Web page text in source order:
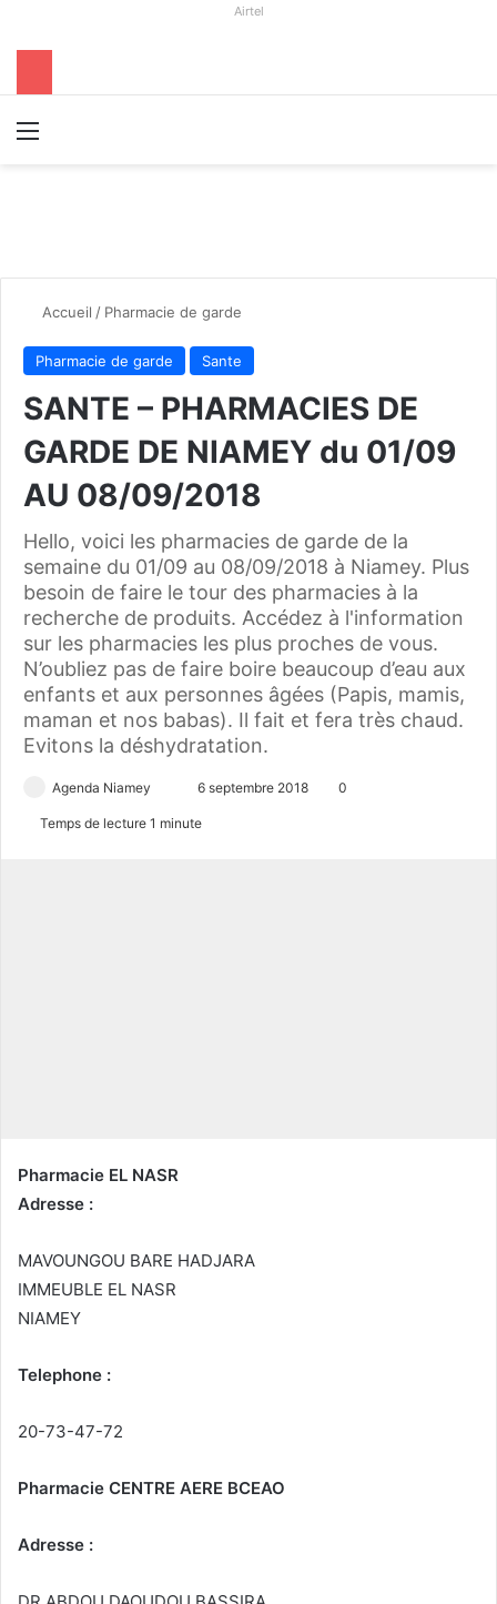
Airtel
Accueil / Pharmacie de garde
Pharmacie de garde Sante
SANTE – PHARMACIES DE
GARDE DE NIAMEY du 01/09
AU 08/09/2018
Hello, voici les pharmacies de garde de la
semaine du 01/09 au 08/09/2018 à Niamey. Plus
besoin de faire le tour des pharmacies à la
recherche de produits. Accédez à l'information
sur les pharmacies les plus proches de vous.
N’oubliez pas de faire boire beaucoup d’eau aux
enfants et aux personnes âgées (Papis, mamis,
maman et nos babas). Il fait et fera très chaud.
Evitons la déshydratation.
Agenda Niamey
n
6 septembre 2018 0
Temps de lecture 1 minute
Pharmacie EL NASR
Adresse :
MAVOUNGOU BARE HADJARA
IMMEUBLE EL NASR
NIAMEY
Telephone :
20-73-47-72
Pharmacie CENTRE AERE BCEAO
Adresse :